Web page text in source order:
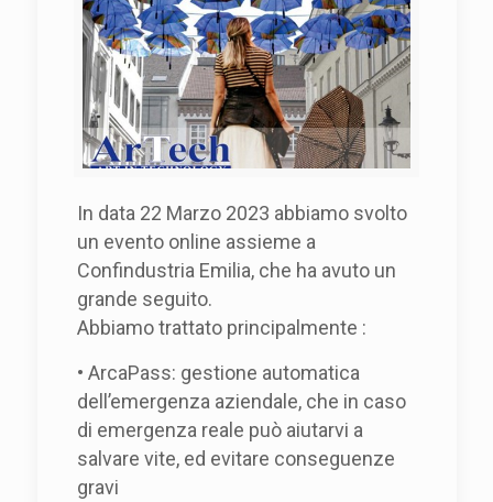
In data 22 Marzo 2023 abbiamo svolto
un evento online assieme a
Confindustria Emilia, che ha avuto un
grande seguito.
Abbiamo trattato principalmente :
• ArcaPass: gestione automatica
dell’emergenza aziendale, che in caso
di emergenza reale può aiutarvi a
salvare vite, ed evitare conseguenze
gravi